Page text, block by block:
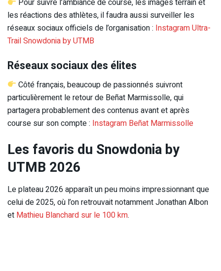
Pour suivre l’ambiance de course, les images terrain et
les réactions des athlètes, il faudra aussi surveiller les
réseaux sociaux officiels de l’organisation : Instagram Ultra-
Trail Snowdonia by UTMB
Réseaux sociaux des élites
Côté français, beaucoup de passionnés suivront
particulièrement le retour de Beñat Marmissolle, qui
partagera probablement des contenus avant et après
course sur son compte : Instagram Beñat Marmissolle
Les favoris du Snowdonia by
UTMB 2026
Le plateau 2026 apparaît un peu moins impressionnant que
celui de 2025, où l’on retrouvait notamment Jonathan Albon
et Mathieu Blanchard sur le 100 km.